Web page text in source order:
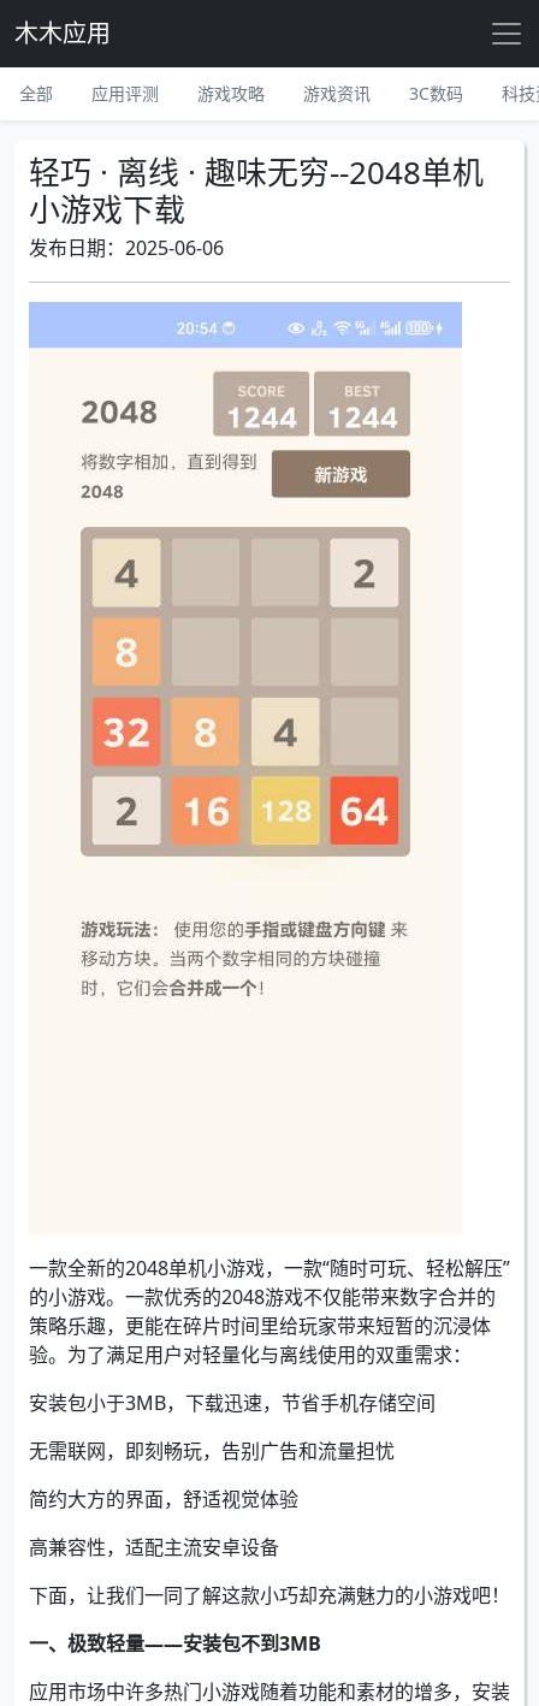
木木应用
全部 应用评测 游戏攻略 游戏资讯 3C数码 科
轻巧 · 离线 · 趣味无穷--2048单机
小游戏下载
发布日期：2025-06-06
一款全新的2048单机小游戏，一款“随时可玩、轻松解压”
的小游戏。一款优秀的2048游戏不仅能带来数字合并的
策略乐趣，更能在碎片时间里给玩家带来短暂的沉浸体
验。为了满足用户对轻量化与离线使用的双重需求：
安装包小于3MB，下载迅速，节省手机存储空间
无需联网，即刻畅玩，告别广告和流量担忧
简约大方的界面，舒适视觉体验
高兼容性，适配主流安卓设备
下面，让我们一同了解这款小巧却充满魅力的小游戏吧！
一、极致轻量——安装包不到3MB
应用市场中许多热门小游戏随着功能和素材的增多，安装